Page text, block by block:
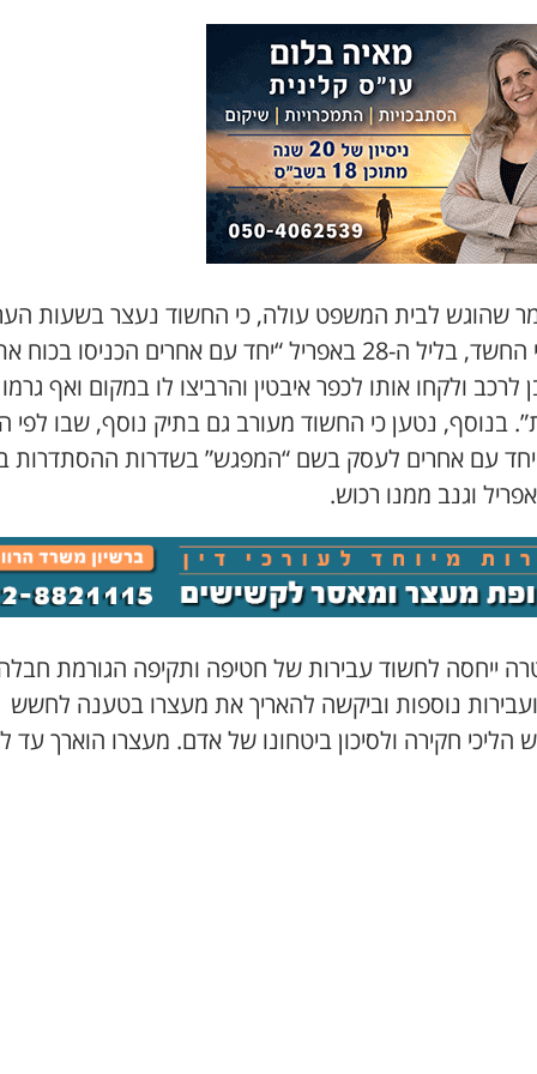
שהוגש לבית המשפט עולה, כי החשוד נעצר בשעות
ועל פי החשד, בליל ה-28 באפריל “יחד עם אחרים הכניסו בכוח
לרכב ולקחו אותו לכפר איבטין והרביצו לו במקום ואף גרמו
בנוסף, נטען כי החשוד מעורב גם בתיק נוסף, שבו לפי
עם אחרים לעסק בשם “המפגש” בשדרות ההסתדרות
ייחסה לחשוד עבירות של חטיפה ותקיפה הגורמת
נוספות וביקשה להאריך את מעצרו בטענה לחשש